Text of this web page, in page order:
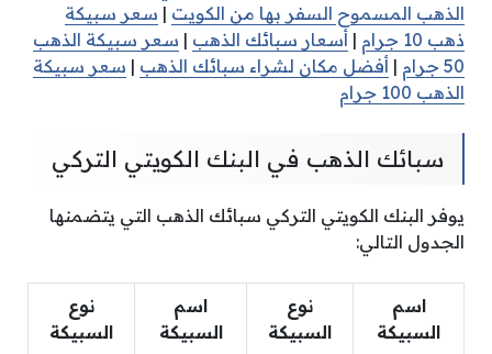
الذهب المسموح السفر بها من الكويت | سعر سبيكة
ذهب 10 جرام
| أسعار سبائك الذهب | سعر سبيكة الذهب
50 جرام
| أفضل مكان لشراء سبائك الذهب | سعر سبيكة
الذهب 100 جرام
سبائك الذهب في البنك الكويتي التركي
يوفر البنك الكويتي التركي سبائك الذهب التي يتضمنها
الجدول التالي:
اسم
السبيكة
نوع
السبيكة
اسم
السبيكة
نوع
السبيكة